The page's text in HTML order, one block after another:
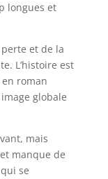
longues et
et de la
L’histoire est
roman
globale
mais
manque de
se